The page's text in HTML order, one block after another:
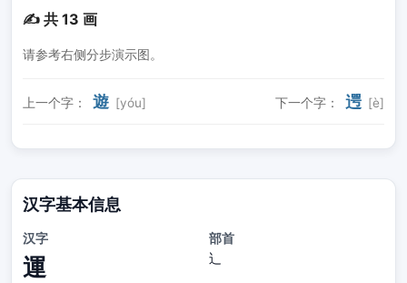
✍️ 共 13 画
请参考右侧分步演示图。
上一个字： 遊 [yóu] 下一个字： 遌 [è]
汉字基本信息
汉字
運
部首
辶